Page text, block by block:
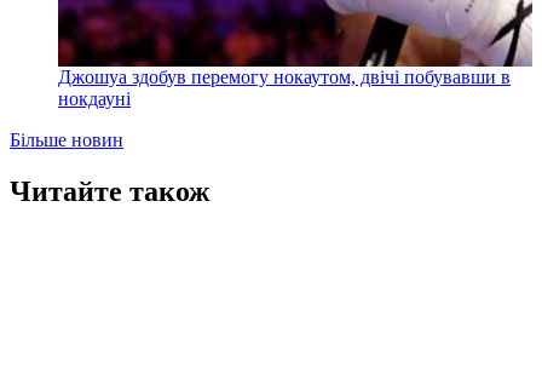
Джошуа здобув перемогу нокаутом, двічі побувавши в
нокдауні
Більше новин
Читайте також